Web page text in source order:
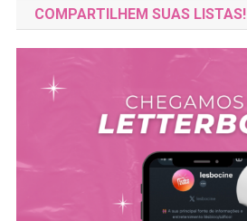
COMPARTILHEM SUAS LISTAS!